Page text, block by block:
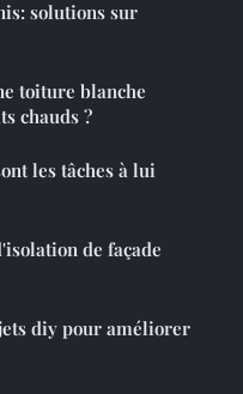
solutions sur
toiture blanche
chauds ?
les tâches à lui
de façade
diy pour améliorer